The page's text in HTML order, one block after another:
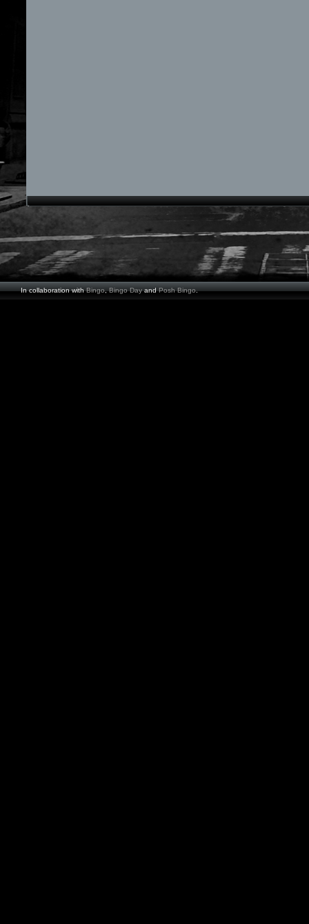
In collaboration withBingo,Bingo DayandPosh Bingo.